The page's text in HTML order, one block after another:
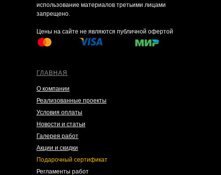
ГЛАВНАЯ
О компании
Реализованные проекты
Условия оплаты
Новости и статьи
Галерея работ
Акции и скидки
Подарочный сертификат
Регламенты работ
использование материалов третьими лицами
запрещено.
Цены на сайте не являются публичной офертой